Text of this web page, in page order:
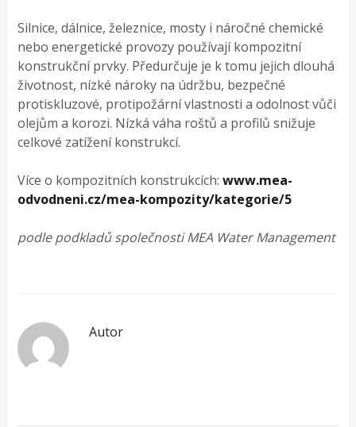
Silnice, dálnice, železnice, mosty i náročné chemické
nebo energetické provozy používají kompozitní
konstrukční prvky. Předurčuje je k tomu jejich dlouhá
životnost, nízké nároky na údržbu, bezpečné
protiskluzové, protipožární vlastnosti a odolnost vůči
olejům a korozi. Nízká váha roštů a profilů snižuje
celkové zatížení konstrukcí.
Více o kompozitních konstrukcích:www.mea-
odvodneni.cz/mea-kompozity/kategorie/5
podle podkladů společnosti MEA Water Management
Autor